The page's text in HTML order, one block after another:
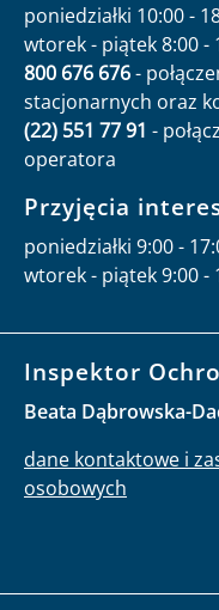
poniedziałki 10:00 -
wtorek - piątek 8:00 -
800 676 676-
stacjonarnych oraz
(22) 551 77 91 -
operatora
Przyjęcia
poniedziałki 9:00 -
wtorek - piątek 9:00 -
Inspektor
Beata Dąbrowska-
dane kontaktowe i
osobowych